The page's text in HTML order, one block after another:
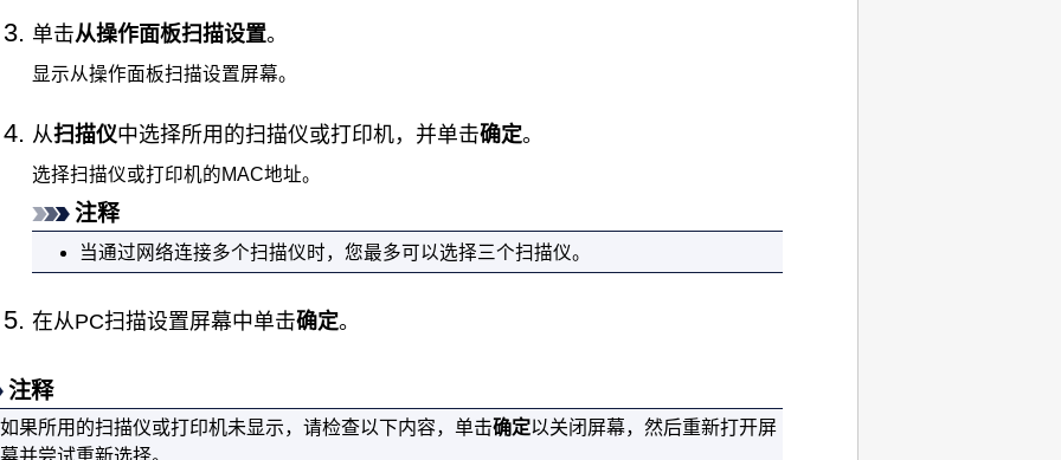
单击从操作面板扫描设置。
显示从操作面板扫描设置屏幕。
从扫描仪中选择所用的扫描仪或打印机，并单击确定。
选择扫描仪或打印机的MAC地址。
注释
当通过网络连接多个扫描仪时，您最多可以选择三个扫描仪。
在从PC扫描设置屏幕中单击确定。
注释
如果所用的扫描仪或打印机未显示，请检查以下内容，单击确定以关闭屏幕，然后重新打开屏
幕并尝试重新选择。